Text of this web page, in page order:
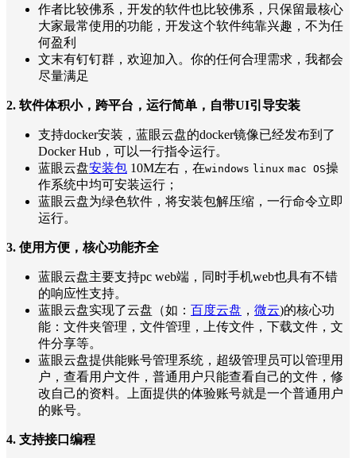
作者比较佛系，开发的软件也比较佛系，只保留最核心
大家最常使用的功能，开发这个软件纯靠兴趣，不为任
何盈利
文末有钉钉群，欢迎加入。你的任何合理需求，我都会
尽量满足
2. 软件体积小，跨平台，运行简单，自带UI引导安装
支持docker安装，蓝眼云盘的docker镜像已经发布到了
Docker Hub，可以一行指令运行。
蓝眼云盘安装包 10M左右，在windows linux mac OS操
作系统中均可安装运行；
蓝眼云盘为绿色软件，将安装包解压缩，一行命令立即
运行。
3. 使用方便，核心功能齐全
蓝眼云盘主要支持pc web端，同时手机web也具有不错
的响应性支持。
蓝眼云盘实现了云盘（如： 百度云盘 ， 微云)的核心功
能：文件夹管理，文件管理，上传文件，下载文件，文
件分享等。
蓝眼云盘提供能账号管理系统，超级管理员可以管理用
户，查看用户文件，普通用户只能查看自己的文件，修
改自己的资料。上面提供的体验账号就是一个普通用户
的账号。
4. 支持接口编程